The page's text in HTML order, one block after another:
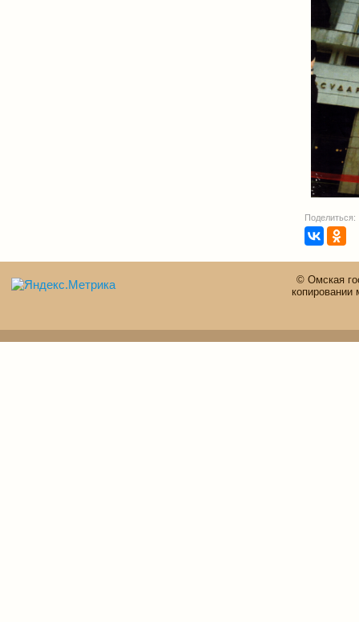
Поделиться:
© Омская
копировании